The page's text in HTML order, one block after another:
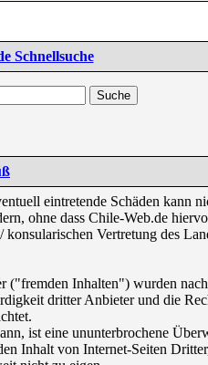
Schnellsuche
eintretende Schäden kann
ohne dass Chile-Web.de
Vertretung des
Inhalten") wurden
dritter Anbieter und die
ist eine ununterbrochene
Inhalt von Internet-Seiten